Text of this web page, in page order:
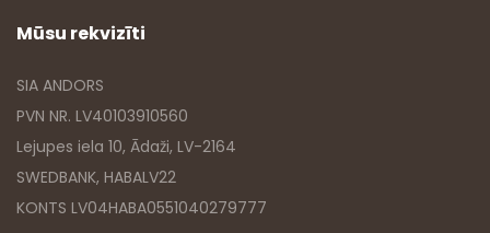
Mūsu rekvizīti
SIA ANDORS
PVN NR. LV40103910560
Lejupes iela 10, Ādaži, LV-2164
SWEDBANK, HABALV22
KONTS LV04HABA0551040279777